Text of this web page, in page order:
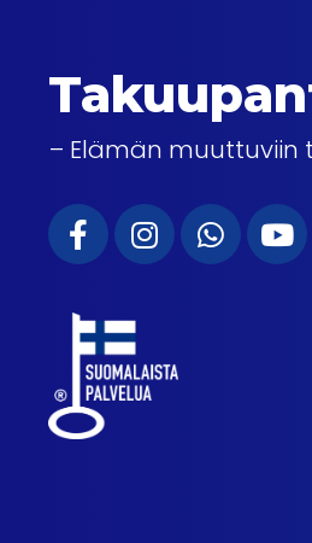
– Elämän muuttuviin